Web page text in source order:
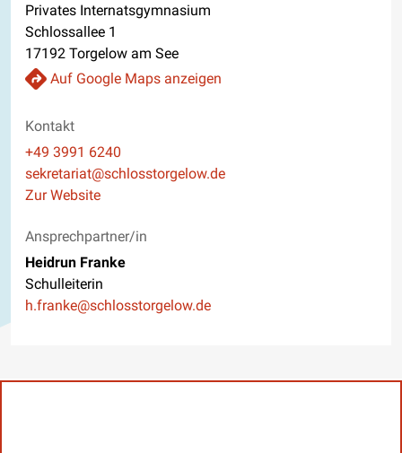
Privates Internatsgymnasium
Schlossallee 1
17192 Torgelow am See
Auf Google Maps anzeigen
Kontakt
Telefon
+49 3991 6240
E-Mail
sekretariat@schlosstorgelow.de
Website
Zur Website
Ansprechpartner/in
Heidrun Franke
Schulleiterin
E-Mail
h.franke@schlosstorgelow.de